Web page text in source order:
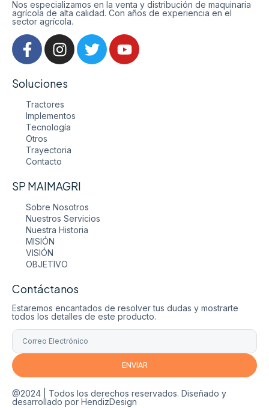
Nos especializamos en la venta y distribución de maquinaria
agrícola de alta calidad. Con años de experiencia en el
sector agrícola.
Soluciones
Tractores
Implementos
Tecnología
Otros
Trayectoria
Contacto
SP MAIMAGRI
Sobre Nosotros
Nuestros Servicios
Nuestra Historia
MISIÓN
VISIÓN
OBJETIVO
Contáctanos
Estaremos encantados de resolver tus dudas y mostrarte
todos los detalles de este producto.
ENVIAR
@2024 | Todos los derechos reservados. Diseñado y
desarrollado por HendizDesign